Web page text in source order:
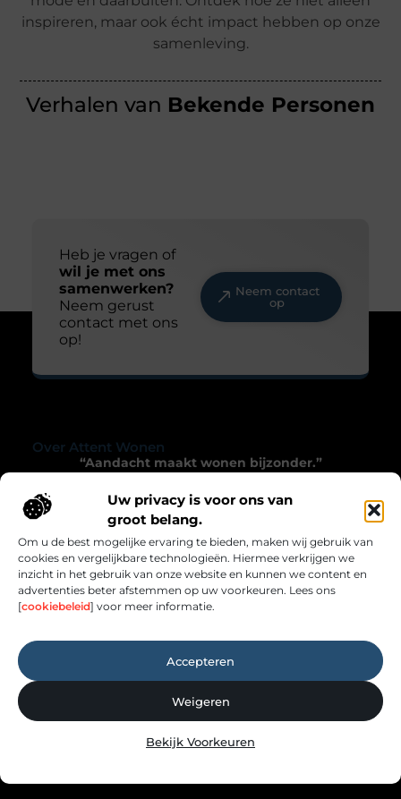
Uw privacy is voor ons van
groot belang.
Om u de best mogelijke ervaring te bieden, maken wij gebruik van
cookies en vergelijkbare technologieën. Hiermee verkrijgen we
inzicht in het gebruik van onze website en kunnen we content en
advertenties beter afstemmen op uw voorkeuren. Lees ons
[cookiebeleid] voor meer informatie.
Accepteren
Weigeren
Bekijk Voorkeuren
inspireren, maar ook écht impact hebben op onze
samenleving.
Verhalen van Bekende Personen
Heb je vragen of
wil je met ons
samenwerken?
Neem gerust
contact met ons
op!
Neem contact
op
Over Attent Wonen
“Aandacht maakt wonen bijzonder.”
Attentwonen.nl nodigt je uit om met zorg en
verwondering naar je leefomgeving te kijken.
Inspirerende blogs die het alledaagse verrijken.
Onze informatie
Bericht categorie
Website index Cookiebeleid (EU)